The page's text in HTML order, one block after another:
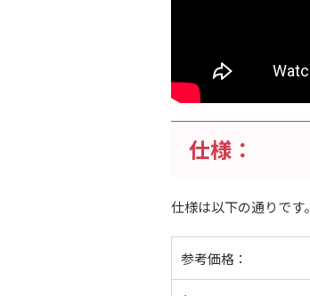
仕様：
仕様は以下の通りです。
参考価格：